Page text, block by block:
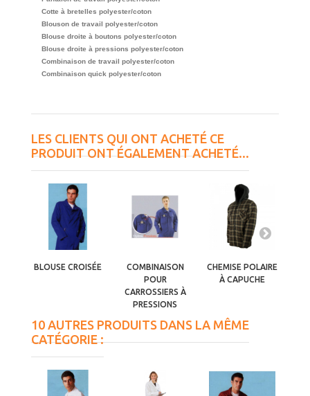
Cotte à bretelles polyester/coton
Blouson de travail polyester/coton
Blouse droite à boutons polyester/coton
Blouse droite à pressions polyester/coton
Combinaison de travail polyester/coton
Combinaison quick polyester/coton
LES CLIENTS QUI ONT ACHETÉ CE
PRODUIT ONT ÉGALEMENT ACHETÉ...
BLOUSE CROISÉE
COMBINAISON
POUR
CARROSSIERS À
PRESSIONS
CHEMISE POLAIRE
À CAPUCHE
10 AUTRES PRODUITS DANS LA MÊME
CATÉGORIE :